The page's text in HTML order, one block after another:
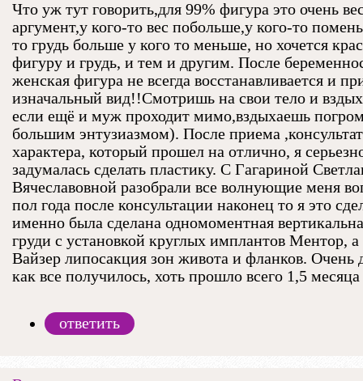
Что уж тут говорить,для 99% фигура это очень
аргумент,у кого-то вес побольше,у кого-то
то грудь больше у кого то меньше, но хочется
фигуру и грудь, и тем и другим. После
женская фигура не всегда восстанавливается и
изначальный вид!!Смотришь на свои тело и
если ещё и муж проходит мимо,вздыхаешь
большим энтузиазмом). После приема
характера, который прошел на отлично, я
задумалась сделать пластику. С Гагариной
Вячеславовной разобрали все волнующие меня
пол года после консультации наконец то я это
именно была сделана одномоментная
груди с установкой круглых имплантов Ментор,
Вайзер липосакция зон живота и фланков. Очень
как все получилось, хоть прошло всего 1,5
ответить